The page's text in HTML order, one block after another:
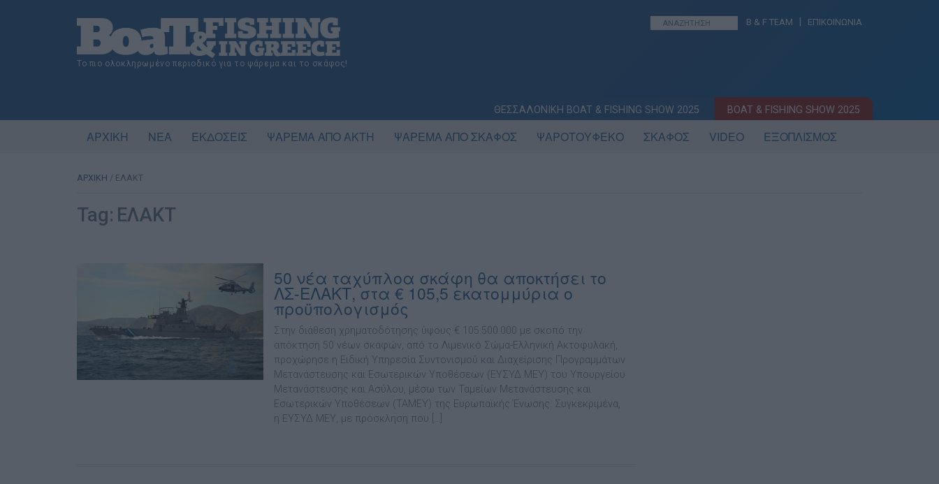
Το πιο ολοκληρωμένο περιοδικό για το ψάρεμα και το σκάφος!
B & F TEAM ΕΠΙΚΟΙΝΩΝΙΑ
ΘΕΣΣΑΛΟΝΙΚΗ BOAT & FISHING SHOW 2025 BOAT & FISHING SHOW 2025
ΑΡΧΙΚΗ ΝΕΑ ΕΚΔΟΣΕΙΣ ΨΑΡΕΜΑ ΑΠΟ ΑΚΤΗ ΨΑΡΕΜΑ ΑΠΟ ΣΚΑΦΟΣ ΨΑΡΟΤΟΥΦΕΚΟ ΣΚΑΦΟΣ VIDEO ΕΞΟΠΛΙΣΜΟΣ
ΑΡΧΙΚΗ / ΕΛΑΚΤ
Tag: ΕΛΑΚΤ
50 νέα ταχύπλοα σκάφη θα αποκτήσει το
ΛΣ-ΕΛΑΚΤ, στα € 105,5 εκατομμύρια ο
προϋπολογισμός
Στην διάθεση χρηματοδότησης ύψους € 105.500.000 με σκοπό την
απόκτηση 50 νέων σκαφών, από το Λιμενικό Σώμα-Ελληνική Ακτοφυλακή,
προχώρησε η Ειδική Υπηρεσία Συντονισμού και Διαχείρισης Προγραμμάτων
Μετανάστευσης και Εσωτερικών Υποθέσεων (ΕΥΣΥΔ ΜΕΥ) του Υπουργείου
Μετανάστευσης και Ασύλου, μέσω των Ταμείων Μετανάστευσης και
Εσωτερικών Υποθέσεων (ΤΑΜΕΥ) της Ευρωπαϊκής Ένωσης. Συγκεκριμένα,
η ΕΥΣΥΔ ΜΕΥ, με πρόσκληση που […]